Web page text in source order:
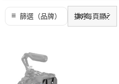
選購時可先確認電池系統和安裝位
材走位和重量分佈。